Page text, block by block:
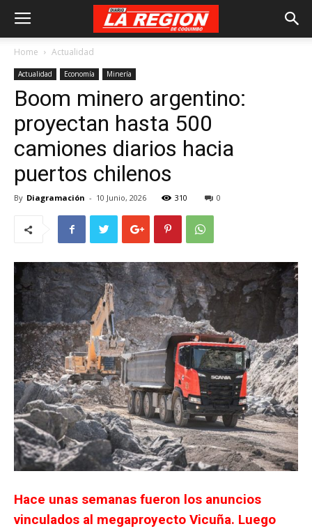
Home Actualidad
Actualidad Economía Minería
Boom minero argentino:
proyectan hasta 500
camiones diarios hacia
puertos chilenos
By Diagramación - 10 Junio, 2026 310 0
Hace unas semanas fueron los anuncios
vinculados al megaproyecto Vicuña. Luego